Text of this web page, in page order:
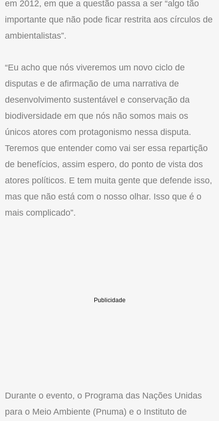
em 2012, em que a questão passa a ser “algo tão
importante que não pode ficar restrita aos círculos de
ambientalistas”.
“Eu acho que nós viveremos um novo ciclo de
disputas e de afirmação de uma narrativa de
desenvolvimento sustentável e conservação da
biodiversidade em que nós não somos mais os
únicos atores com protagonismo nessa disputa.
Teremos que entender como vai ser essa repartição
de benefícios, assim espero, do ponto de vista dos
atores políticos. E tem muita gente que defende isso,
mas que não está com o nosso olhar. Isso que é o
mais complicado”.
Durante o evento, o Programa das Nações Unidas
para o Meio Ambiente (Pnuma) e o Instituto de